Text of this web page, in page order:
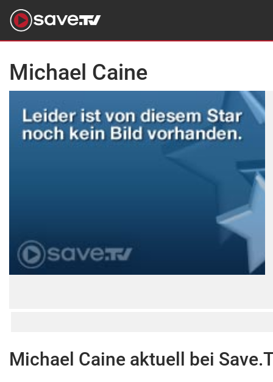
Michael Caine
Michael Caine aktuell bei